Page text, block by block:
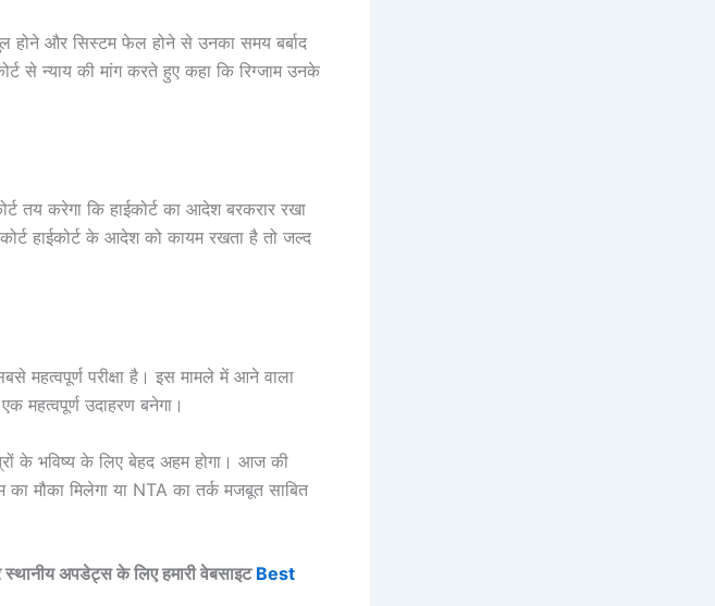
होने और सिस्टम फेल होने से उनका समय बर्बाद
से न्याय की मांग करते हुए कहा कि रिग्जाम उनके
तय करेगा कि हाईकोर्ट का आदेश बरकरार रखा
हाईकोर्ट के आदेश को कायम रखता है तो जल्द
महत्वपूर्ण परीक्षा है। इस मामले में आने वाला
महत्वपूर्ण उदाहरण बनेगा।
के भविष्य के लिए बेहद अहम होगा। आज की
का मौका मिलेगा या NTA का तर्क मजबूत साबित
स्थानीय अपडेट्स के लिए हमारी वेबसाइटBest